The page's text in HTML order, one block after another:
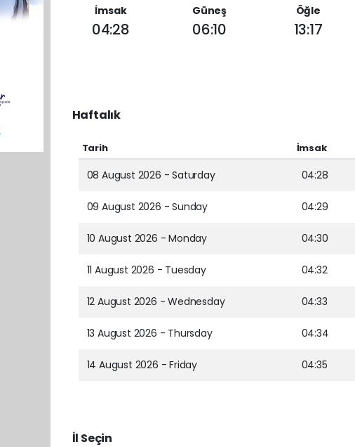
İmsak
04:28
Güneş
06:10
Öğle
13:17
Haftalık
Tarih İmsak
08 August 2026 - Saturday 04:28
09 August 2026 - Sunday 04:29
10 August 2026 - Monday 04:30
11 August 2026 - Tuesday 04:32
12 August 2026 - Wednesday 04:33
13 August 2026 - Thursday 04:34
14 August 2026 - Friday 04:35
İl Seçin